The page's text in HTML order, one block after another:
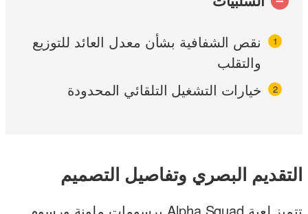
نقص الشفافية بشأن معدل العائد للتوزيع
والتقلب
خيارات التشغيل التلقائي المحدودة
التقديم البصري وتفاصيل التصميم